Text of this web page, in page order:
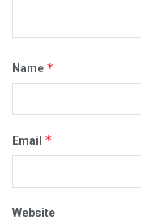
Name *
Email *
Website